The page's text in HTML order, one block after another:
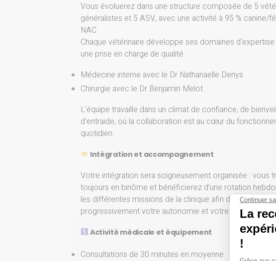
Vous évoluerez dans une structure composée de 5
généralistes et 5 ASV, avec une activité à 95 % canine/
NAC.
Chaque vétérinaire développe ses domaines
une prise en charge de qualité :
Médecine interne avec le Dr Nathanaelle Denys
Chirurgie avec le Dr Benjamin Melot
L’équipe travaille dans un climat de confiance, de
d’entraide, où la collaboration est au cœur du
quotidien.
Intégration et accompagnement
Votre intégration sera soigneusement organisée : vous
toujours en binôme et bénéficierez d’une rotation
les différentes missions de la clinique afin de développer
progressivement votre autonomie et votre polyvalence.
Activité médicale et équipement
Consultations de 30 minutes en moyenne